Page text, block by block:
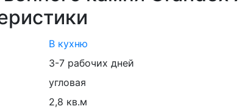
В кухню
3-7 рабочих дней
угловая
2,8 кв.м